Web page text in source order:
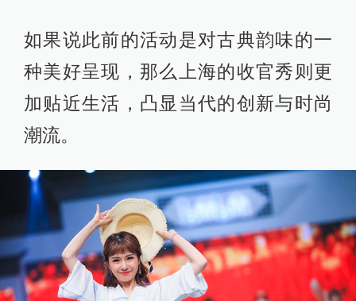
如果说此前的活动是对古典韵味的一
种美好呈现，那么上海的收官秀则更
加贴近生活，凸显当代的创新与时尚
潮流。